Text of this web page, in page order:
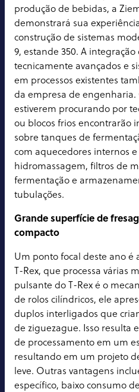
produção de bebidas, a
demonstrará sua
construção de sistemas
9, estande 350. A
tecnicamente avançados e
em processos existentes
da empresa de engenharia.
estiverem procurando por
ou blocos frios encontrarão
sobre tanques de
com aquecedores internos
hidromassagem, filtros de
fermentação e
tubulações.
Grande superfície de
compacto
Um ponto focal deste ano é
T-Rex, que processa várias
pulsante do T-Rex é o
de rolos cilíndricos, ele
duplos interligados que
de ziguezague. Isso resulta
de processamento em um
resultando em um projeto
leve. Outras vantagens
específico, baixo consumo